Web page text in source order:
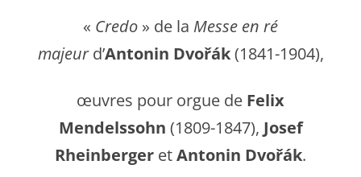
« Credo » de la Messe en ré
majeurd’Antonin Dvořák(1841-1904),
œuvres pour orgue de Felix
Mendelssohn (1809-1847), Josef
Rheinberger etAntonin Dvořák.